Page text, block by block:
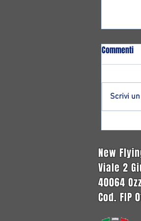
Commenti
Scrivi
New
Viale 2
40064
Cod. FIP